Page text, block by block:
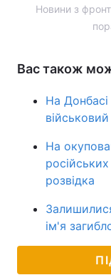
Новини з
Вас також
На
військовий
На
розвідка
ім'я